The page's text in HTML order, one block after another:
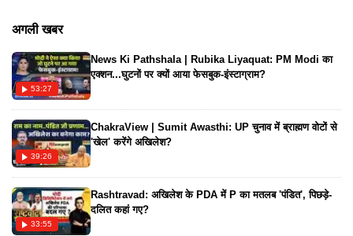
#netanyahu #majorgauravarya #israelvsiran
#airdefencesystem #iranoperationaltest
#russiansupplieds400 #hindinews #latestnews
#hindinewslatest #timesnownavbharat
अगली खबर
53:27
News Ki Pathshala | Rubika Liyaquat: PM Modi का
एक्शन...घुटनों पर क्यों आया फेसबुक-इंस्टाग्राम?
39:26
ChakraView | Sumit Awasthi: UP चुनाव में ब्राह्मण वोटों से
'खेल' करेंगे अखिलेश?
33:55
Rashtravad: अखिलेश के PDA में P का मतलब 'पंडित', पिछड़े-
दलित कहां गए?